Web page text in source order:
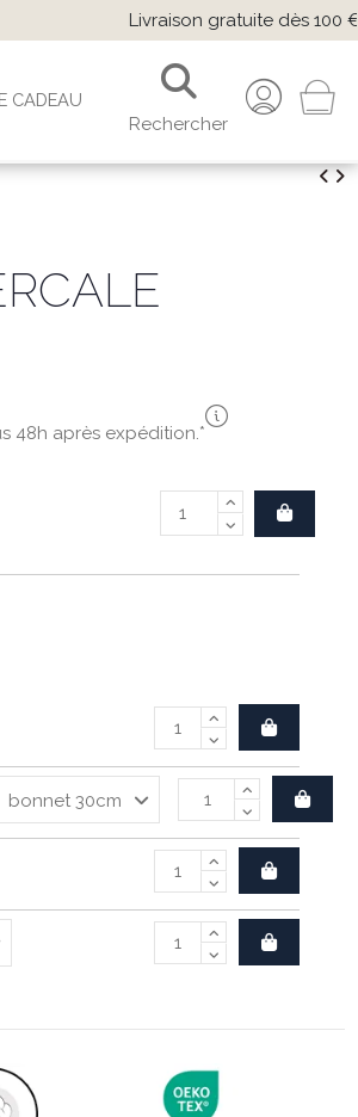
CADEAU
Rechercher
48h après expédition.*